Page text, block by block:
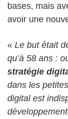
bases, mais
avoir une
« Le but était
qu’à 58 ans :
stratégie
dans les
digital est